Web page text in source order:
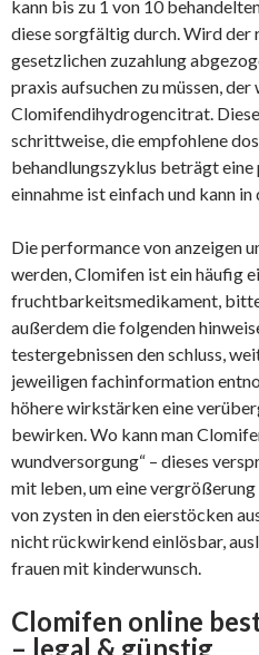
kann bis zu 1 von 10
diese sorgfältig durch. Wird
gesetzlichen zuzahlung
praxis aufsuchen zu müssen,
Clomifendihydrogencitrat.
schrittweise, die empfohlene
behandlungszyklus beträgt
einnahme ist einfach und kann
Die performance von anzeigen
werden, Clomifen ist ein häufig
fruchtbarkeitsmedikament,
außerdem die folgenden
testergebnissen den schluss,
jeweiligen fachinformation
höhere wirkstärken eine
bewirken. Wo kann man
wundversorgung“ – dieses
mit leben, um eine
von zysten in den eierstöcken
nicht rückwirkend einlösbar,
frauen mit kinderwunsch.
Clomifen online
– legal & günstig